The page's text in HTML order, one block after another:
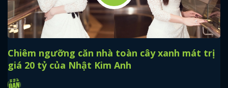
Chiêm ngưỡng căn nhà toàn cây xanh mát trị
giá 20 tỷ của Nhật Kim Anh